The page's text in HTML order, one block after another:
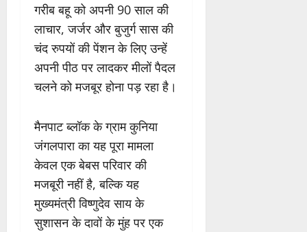
गरीब बहू को अपनी 90 साल की
लाचार, जर्जर और बुजुर्ग सास की
चंद रुपयों की पेंशन के लिए उन्हें
अपनी पीठ पर लादकर मीलों पैदल
चलने को मजबूर होना पड़ रहा है।
मैनपाट ब्लॉक के ग्राम कुनिया
जंगलपारा का यह पूरा मामला
केवल एक बेबस परिवार की
मजबूरी नहीं है, बल्कि यह
मुख्यमंत्री विष्णुदेव साय के
सुशासन के दावों के मुंह पर एक